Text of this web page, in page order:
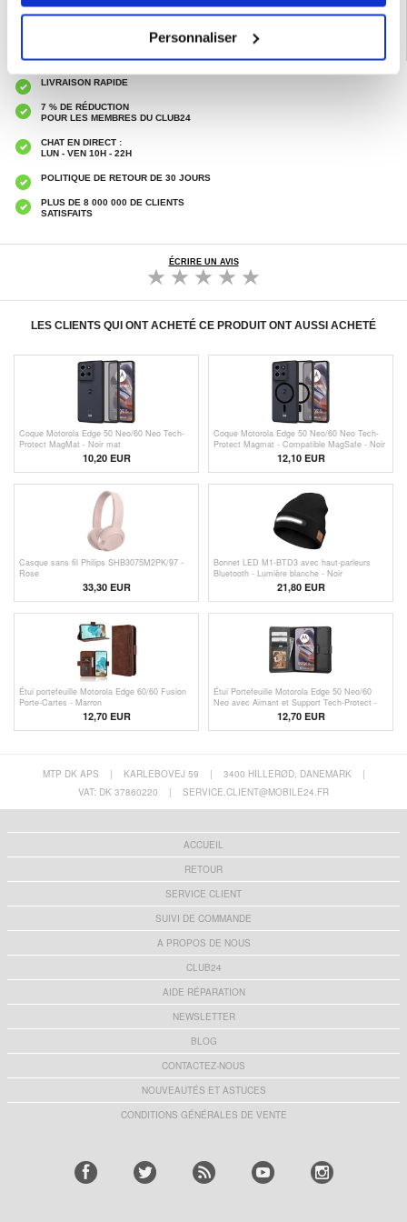
Personnaliser
LIVRAISON RAPIDE
7 % DE RÉDUCTION
POUR LES MEMBRES DU CLUB24
CHAT EN DIRECT :
LUN - VEN 10H - 22H
POLITIQUE DE RETOUR DE 30 JOURS
PLUS DE 8 000 000 DE CLIENTS
SATISFAITS
ÉCRIRE UN AVIS
LES CLIENTS QUI ONT ACHETÉ CE PRODUIT ONT AUSSI ACHETÉ
Coque Motorola Edge 50 Neo/60 Neo Tech-
Protect MagMat - Noir mat
10,20 EUR
Coque Motorola Edge 50 Neo/60 Neo Tech-
Protect Magmat - Compatible MagSafe - Noir
12,10 EUR
Casque sans fil Philips SHB3075M2PK/97 -
Rose
33,30 EUR
Bonnet LED M1-BTD3 avec haut-parleurs
Bluetooth - Lumière blanche - Noir
21,80EUR
Étui portefeuille Motorola Edge 60/60 Fusion
Porte-Cartes - Marron
12,70 EUR
Étui Portefeuille Motorola Edge 50 Neo/60
Neo avec Aimant et Support Tech-Protect -
12,70 EUR
MTP DK APS | KARLEBOVEJ 59 | 3400 HILLERØD, DANEMARK
|
VAT: DK 37860220
| SERVICE.CLIENT@MOBILE24.FR
ACCUEIL
RETOUR
SERVICE CLIENT
SUIVI DE COMMANDE
A PROPOS DE NOUS
CLUB24
AIDE RÉPARATION
NEWSLETTER
BLOG
CONTACTEZ-NOUS
NOUVEAUTÉS ET ASTUCES
CONDITIONS GÉNÉRALES DE VENTE